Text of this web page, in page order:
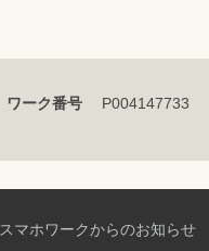
ワーク番号 P004147733
スマホワークからのお知らせ